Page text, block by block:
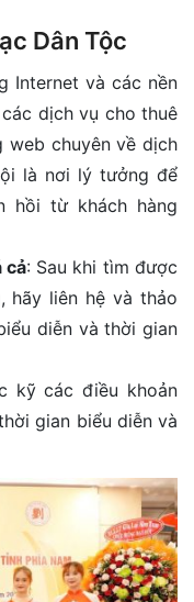
Dân Tộc
Internet và các nền
dịch vụ cho thuê
web chuyên về dịch
là nơi lý tưởng để
hồi từ khách hàng
cả: Sau khi tìm được
hãy liên hệ và thảo
diễn và thời gian
kỹ các điều khoản
gian biểu diễn và